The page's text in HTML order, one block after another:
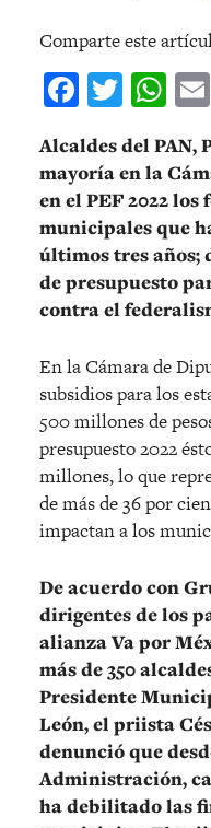
Comparte este
Facebook
Alcaldes del PAN,
mayoría en la
en el PEF 2022 los
municipales que
últimos tres años;
de presupuesto
contra el
En la Cámara de
subsidios para los
500 millones de
presupuesto 2022
millones, lo que
de más de 36 por
impactan a los
De acuerdo con
dirigentes de los
alianza Va por
más de 350
Presidente
León, el priista
denunció que
Administración,
ha debilitado las